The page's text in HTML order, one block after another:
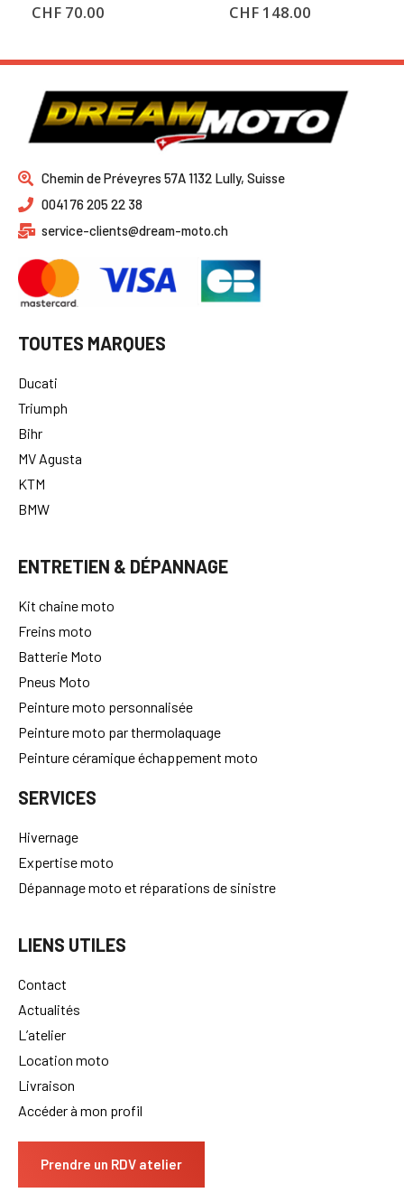
CHF 70.00 CHF 148.00
Chemin de Préveyres 57A 1132 Lully, Suisse
0041 76 205 22 38
service-clients@dream-moto.ch
TOUTES MARQUES
Ducati
Triumph
Bihr
MV Agusta
KTM
BMW
ENTRETIEN & DÉPANNAGE
Kit chaine moto
Freins moto
Batterie Moto
Pneus Moto
Peinture moto personnalisée
Peinture moto par thermolaquage
Peinture céramique échappement moto
SERVICES
Hivernage
Expertise moto
Dépannage moto et réparations de sinistre
LIENS UTILES
Contact
Actualités
L’atelier
Location moto
Livraison
Accéder à mon profil
Prendre un RDV atelier